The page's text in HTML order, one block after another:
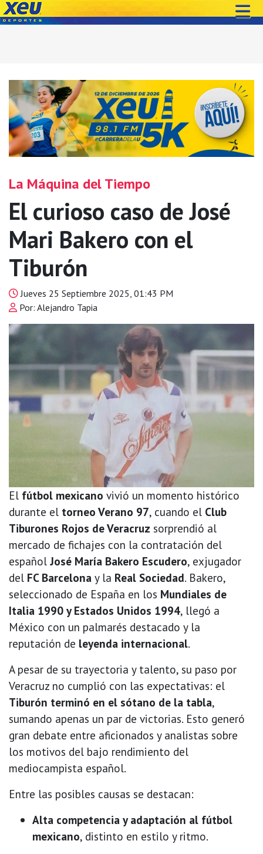
La Máquina del Tiempo
El curioso caso de José
Mari Bakero con el
Tiburón
Jueves 25 Septiembre 2025, 01:43 PM
Por: Alejandro Tapia
El fútbol mexicano vivió un momento histórico
durante el torneo Verano 97, cuando el Club
Tiburones Rojos de Veracruz sorprendió al
mercado de fichajes con la contratación del
español José María Bakero Escudero, exjugador
del FC Barcelona y la Real Sociedad. Bakero,
seleccionado de España en los Mundiales de
Italia 1990 y Estados Unidos 1994, llegó a
México con un palmarés destacado y la
reputación de leyenda internacional.
A pesar de su trayectoria y talento, su paso por
Veracruz no cumplió con las expectativas: el
Tiburón terminó en el sótano de la tabla,
sumando apenas un par de victorias. Esto generó
gran debate entre aficionados y analistas sobre
los motivos del bajo rendimiento del
mediocampista español.
Entre las posibles causas se destacan:
Alta competencia y adaptación al fútbol
mexicano, distinto en estilo y ritmo.